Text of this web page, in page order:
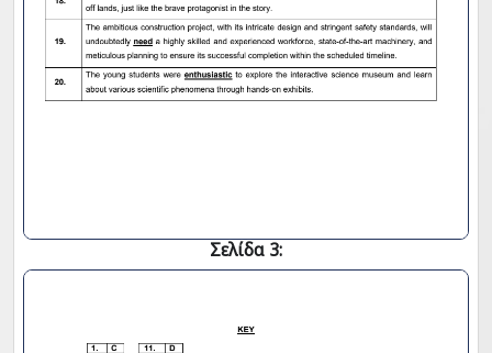
Σελίδα 3: